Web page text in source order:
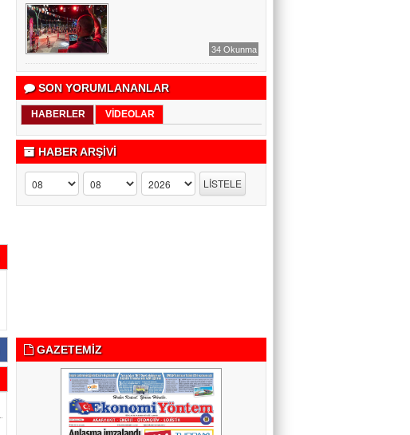
34 Okunma
SON YORUMLANANLAR
HABERLER VİDEOLAR
HABER ARŞİVİ
GAZETEMİZ